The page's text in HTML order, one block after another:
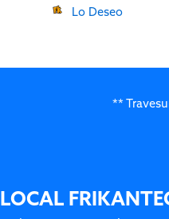
Lo Deseo
**
LOCAL